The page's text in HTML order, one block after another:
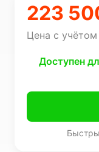
223
Цена с
Доступен